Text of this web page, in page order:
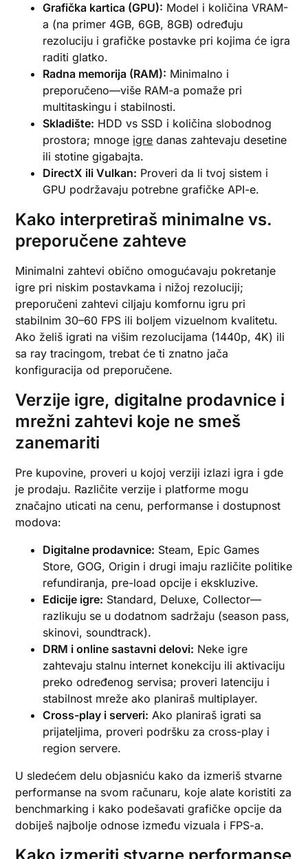
Grafička kartica (GPU): Model i količina VRAM-
a (na primer 4GB, 6GB, 8GB) određuju
rezoluciju i grafičke postavke pri kojima će igra
raditi glatko.
Radna memorija (RAM): Minimalno i
preporučeno—više RAM-a pomaže pri
multitaskingu i stabilnosti.
Skladište: HDD vs SSD i količina slobodnog
prostora; mnoge igre danas zahtevaju desetine
ili stotine gigabajta.
DirectX ili Vulkan: Proveri da li tvoj sistem i
GPU podržavaju potrebne grafičke API-e.
Kako interpretiraš minimalne vs.
preporučene zahteve
Minimalni zahtevi obično omogućavaju pokretanje
igre pri niskim postavkama i nižoj rezoluciji;
preporučeni zahtevi ciljaju komfornu igru pri
stabilnim 30–60 FPS ili boljem vizuelnom kvalitetu.
Ako želiš igrati na višim rezolucijama (1440p, 4K) ili
sa ray tracingom, trebat će ti znatno jača
konfiguracija od preporučene.
Verzije igre, digitalne prodavnice i
mrežni zahtevi koje ne smeš
zanemariti
Pre kupovine, proveri u kojoj verziji izlazi igra i gde
je prodaju. Različite verzije i platforme mogu
značajno uticati na cenu, performanse i dostupnost
modova:
Digitalne prodavnice: Steam, Epic Games
Store, GOG, Origin i drugi imaju različite politike
refundiranja, pre-load opcije i ekskluzive.
Edicije igre: Standard, Deluxe, Collector—
razlikuju se u dodatnom sadržaju (season pass,
skinovi, soundtrack).
DRM i online sastavni delovi: Neke igre
zahtevaju stalnu internet konekciju ili aktivaciju
preko određenog servisa; proveri latenciju i
stabilnost mreže ako planiraš multiplayer.
Cross-play i serveri: Ako planiraš igrati sa
prijateljima, proveri podršku za cross-play i
region servere.
U sledećem delu objasniću kako da izmeriš stvarne
performanse na svom računaru, koje alate koristiti za
benchmarking i kako podešavati grafičke opcije da
dobiješ najbolje odnose između vizuala i FPS-a.